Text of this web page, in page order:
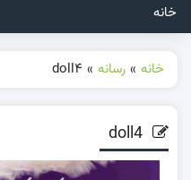
خانه
خانه » رسانه »
doll4